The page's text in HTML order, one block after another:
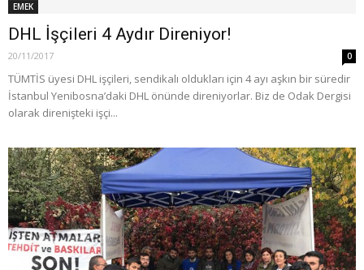
EMEK
DHL İşçileri 4 Aydır Direniyor!
20/11/2017 0
TÜMTİS üyesi DHL işçileri, sendikalı oldukları için 4 ayı aşkın bir süredir
İstanbul Yenibosna’daki DHL önünde direniyorlar. Biz de Odak Dergisi
olarak direnişteki işçi...